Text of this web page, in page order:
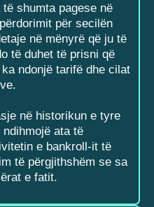
shumta pagese në
për secilën
në mënyrë që ju të
të duhet të prisni që
ndonjë tarifë dhe cilat
në historikun e tyre
ata të
e bankroll-it të
të përgjithshëm se sa
e fatit.